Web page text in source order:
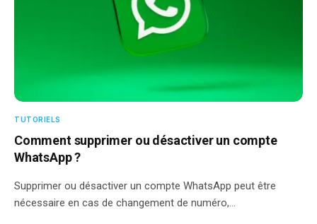
TUTORIELS
Comment supprimer ou désactiver un compte
WhatsApp ?
Supprimer ou désactiver un compte WhatsApp peut être
nécessaire en cas de changement de numéro,…